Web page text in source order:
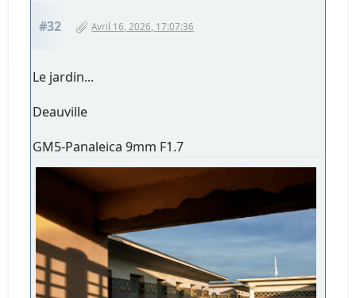
#32 Avril 16, 2026, 17:07:36
Le jardin...
Deauville
GM5-Panaleica 9mm F1.7